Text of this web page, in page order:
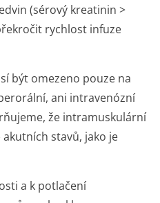
(sérový kreatinin >
rychlost infuze
být omezeno pouze na
ani intravenózní
že intramuskulární
stavů, jako je
a k potlačení